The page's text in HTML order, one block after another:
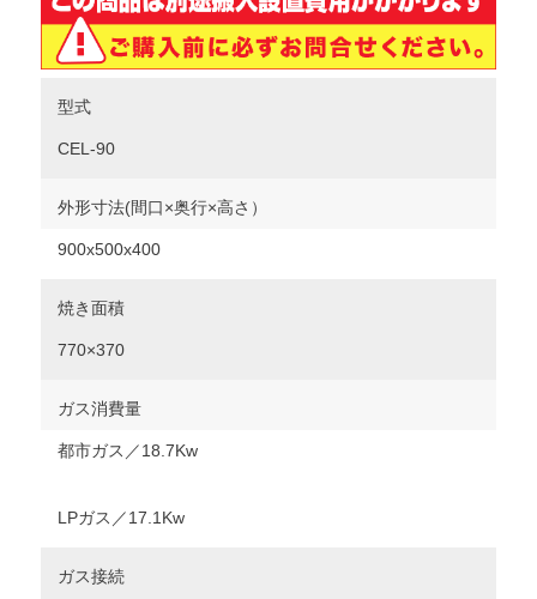
型式
CEL-90
外形寸法(間口×奥行×高さ）
900x500x400
焼き面積
770×370
ガス消費量
都市ガス／18.7Kw
LPガス／17.1Kw
ガス接続